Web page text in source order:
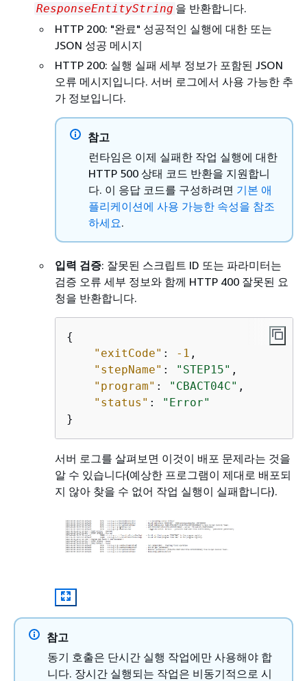
ResponseEntityString 을 반환합니다.
HTTP 200: "완료" 성공적인 실행에 대한 또는
JSON 성공 메시지
HTTP 200: 실행 실패 세부 정보가 포함된 JSON
오류 메시지입니다. 서버 로그에서 사용 가능한 추
가 정보입니다.
참고
런타임은 이제 실패한 작업 실행에 대한
HTTP 500 상태 코드 반환을 지원합니
다. 이 응답 코드를 구성하려면 기본 애
플리케이션에 사용 가능한 속성을 참조
하세요.
입력 검증: 잘못된 스크립트 ID 또는 파라미터는
검증 오류 세부 정보와 함께 HTTP 400 잘못된 요
청을 반환합니다.
{
"exitCode" : -1 ,
"stepName" : "STEP15" ,
"program" : "CBACT04C" ,
"status" :
"Error"
}
서버 로그를 살펴보면 이것이 배포 문제라는 것을
알 수 있습니다(예상한 프로그램이 제대로 배포되
지 않아 찾을 수 없어 작업 실행이 실패합니다).
참고
동기 호출은 단시간 실행 작업에만 사용해야 합
니다. 장시간 실행되는 작업은 비동기적으로 시